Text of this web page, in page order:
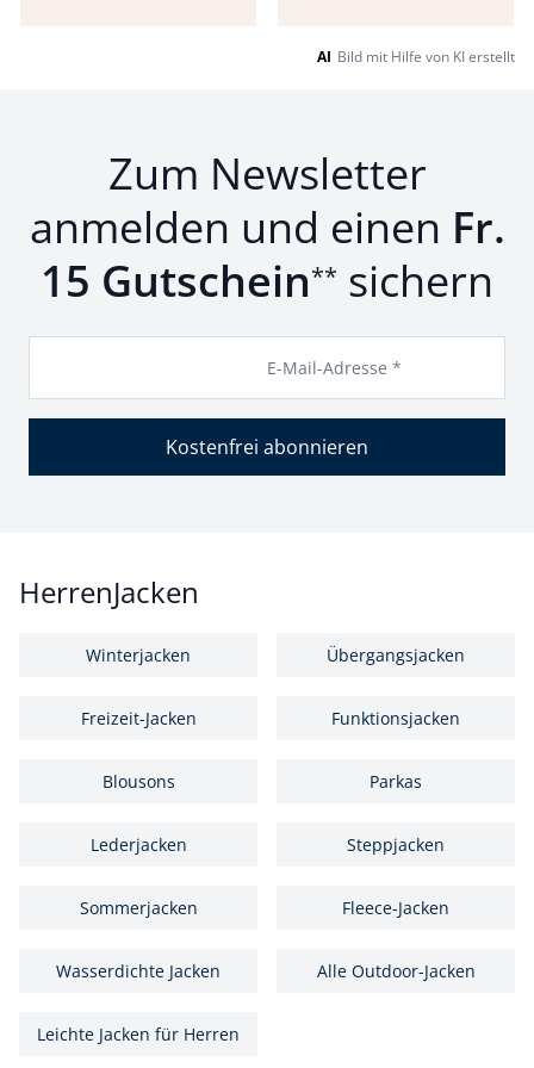
AI Bild mit Hilfe von KI erstellt
Zum Newsletter
anmelden und einen Fr.
15 Gutschein** sichern
E-Mail-Adresse *
Kostenfrei abonnieren
HerrenJacken
Winterjacken Übergangsjacken
Freizeit-Jacken Funktionsjacken
Blousons Parkas
Lederjacken Steppjacken
Sommerjacken Fleece-Jacken
Wasserdichte Jacken Alle Outdoor-Jacken
Leichte Jacken für Herren